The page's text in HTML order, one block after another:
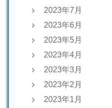
2023年7月
2023年6月
2023年5月
2023年4月
2023年3月
2023年2月
2023年1月